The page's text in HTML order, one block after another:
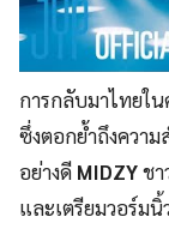
การกลับมาไทยใ
ซึ่งตอกย้ำถึงควา
อย่างดี MIDZYช
และเตรียมวอร์ม